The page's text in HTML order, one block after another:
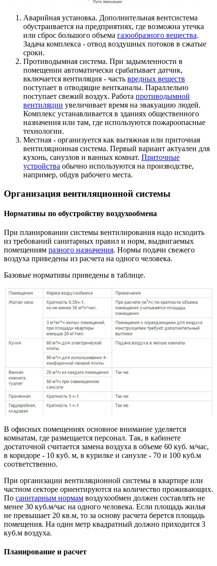
Аварийная установка. Дополнительная вентсистема
обустраивается на предприятиях, где возможна утечка
или сброс большого объема газообразного вещества.
Задача комплекса - отвод воздушных потоков в сжатые
сроки.
Противодымная система. При задымленности в
помещении автоматически срабатывает датчик,
включается вентиляция - часть вредных веществ
поступает в отводящие вентканалы. Параллельно
поступает свежий воздух. Работа противодымной
вентиляции увеличивает время на эвакуацию людей.
Комплекс устанавливается в зданиях общественного
назначения или там, где используются пожароопасные
технологии.
Местная - организуется как вытяжная или приточная
вентиляционная система. Первый вариант актуален для
кухонь, санузлов и ванных комнат. Приточные
устройства обычно используются на производстве,
например, обдув рабочего места.
Организация вентиляционной системы
Нормативы по обустройству воздухообмена
При планировании системы вентилирования надо исходить
из требований санитарных правил и норм, выдвигаемых
помещениям разного назначения. Нормы подачи свежего
воздуха приведены из расчета на одного человека.
Базовые нормативы приведены в таблице.
В офисных помещениях основное внимание уделяется
комнатам, где размещается персонал. Так, в кабинете
достаточной считается замена воздуха в объеме 60 куб. м/час,
в коридоре - 10 куб. м, в курилке и санузле - 70 и 100 куб.м
соответственно.
При организации вентиляционной системы в квартире или
частном секторе ориентируются на количество проживающих.
По санитарным нормам воздухообмен должен составлять не
менее 30 куб.м/час на одного человека. Если площадь жилья
не превышает 20 кв.м, то за основу расчета берется площадь
помещения. На один метр квадратный должно приходится 3
куб.м воздуха.
Планирование и расчет